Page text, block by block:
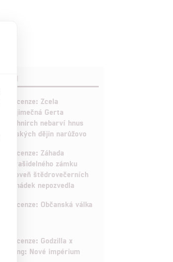
Recenze: Zcela
výjimečná Gerta
Schnirch nebarví hnus
českých dějin narůžovo
Recenze: Záhada
strašidelného zámku
úroveň štědrovečerních
pohádek nepozvedla
Recenze: Občanská válka
Recenze: Godzilla x
Kong: Nové impérium